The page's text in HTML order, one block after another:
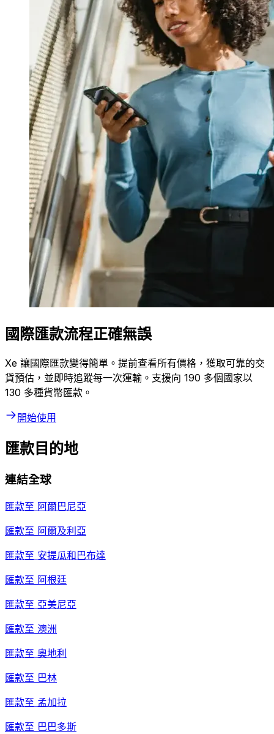
國際匯款流程正確無誤
Xe 讓國際匯款變得簡單。提前查看所有價格，獲取可靠的交
貨預估，並即時追蹤每一次運輸。支援向 190 多個國家以
130 多種貨幣匯款。
開始使用
匯款目的地
連結全球
匯款至 阿爾巴尼亞
匯款至 阿爾及利亞
匯款至 安提瓜和巴布達
匯款至 阿根廷
匯款至 亞美尼亞
匯款至 澳洲
匯款至 奧地利
匯款至 巴林
匯款至 孟加拉
匯款至 巴巴多斯